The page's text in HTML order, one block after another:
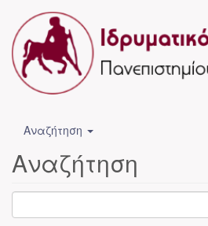
Αναζήτηση
Αναζήτηση